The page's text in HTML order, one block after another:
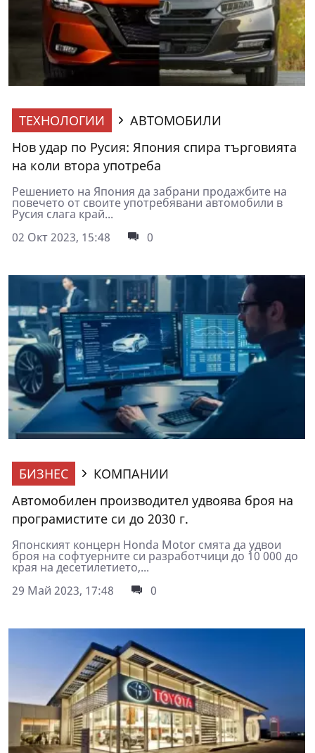
ТЕХНОЛОГИИ
АВТОМОБИЛИ
Нов удар по Русия: Япония спира търговията
на коли втора употреба
Решението на Япония да забрани продажбите на
повечето от своите употребявани автомобили в
Русия слага край...
02 Окт 2023, 15:48
0
БИЗНЕС
КОМПАНИИ
Автомобилен производител удвоява броя на
програмистите си до 2030 г.
Японският концерн Honda Motor смята да удвои
броя на софтуерните си разработчици до 10 000 до
края на десетилетието,...
29 Май 2023, 17:48
0